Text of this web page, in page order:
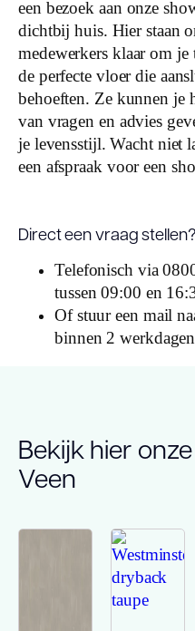
een bezoek aan onze
dichtbij huis. Hier staan
medewerkers klaar om
de perfecte vloer die
behoeften. Ze kunnen je
van vragen en advies
je levensstijl. Wacht niet
een afspraak voor een
Direct een vraag stellen?
Telefonisch via
tussen 09:00 en
Of stuur een mail
binnen 2
Bekijk hier
Veen